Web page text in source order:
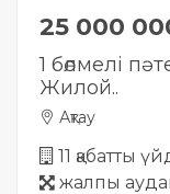
25 000
1 бөлмелі
Жилой..
Ақтау
11 қабатты
жалпы